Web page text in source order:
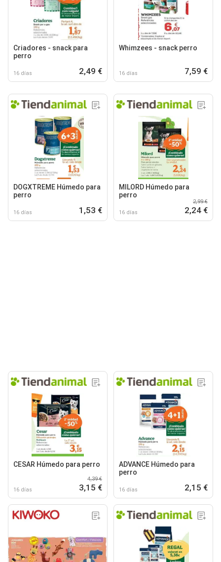
Criadores - snack para
perro
16 días 2,49 €
Whimzees - snack perro
16 días 7,59 €
DOGXTREME Húmedo para
perro
16 días 1,53 €
MILORD Húmedo para
perro
16 días
2,99 €
2,24 €
CESAR Húmedo para perro
16 días
4,39 €
3,15 €
ADVANCE Húmedo para
perro
16 días 2,15 €